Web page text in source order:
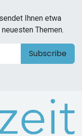
Ihnen etwa
Themen.
Subscribe